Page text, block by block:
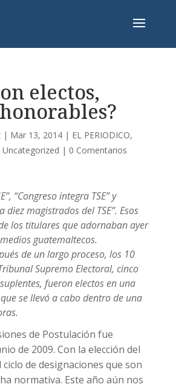
electos,
| Mar 13, 2014| EL PERIODICO,
Uncategorized | 0 Comentarios
“Congreso integra TSE” y
diez magistrados del TSE”. Esos
los titulares que adornaban ayer
guatemaltecos.
de un largo proceso, los 10
Supremo Electoral, cinco
fueron electos en una
se llevó a cabo dentro de una
de Postulación fue
de 2009. Con la elección del
ciclo de designaciones que son
normativa. Este año aún nos